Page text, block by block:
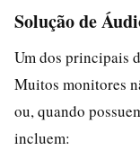
Solução de
Um dos principais
Muitos monitores
ou, quando
incluem: